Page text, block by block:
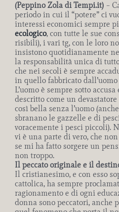
(Peppino Zola di Tempi.it) –
periodo in cui il “potere” ci
interessi economici sempre
ecologico, con tutte le sue
risibili), i vari tg, con le loro
insistono quotidianamente
la responsabilità unica di
che nei secoli è sempre
in quello fabbricato dall’uomo
L’uomo è sempre sotto
descritto come un
così bella senza l’uomo
sbranano le gazzelle e di
voracemente i pesci piccoli).
vi è una parte di vero, che
se mi ha fatto sorgere un
non troppo.
Il peccato originale e il
Il cristianesimo, e con esso
cattolica, ha sempre
ragionamento e di ogni
donna sono peccatori, anche